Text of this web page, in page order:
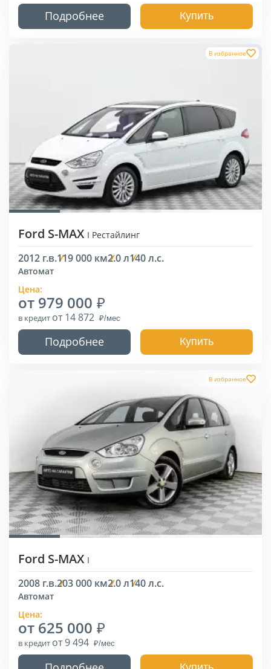
Подробнее Купить
В избранное
Ford S-MAX I Рестайлинг
2012 г.в.119 000 км2.0 л140 л.с.
Автомат
Цена:
от 979 000
в кредит от 14 872
Подробнее Купить
В избранное
Ford S-MAX I
2008 г.в.203 000 км2.0 л140 л.с.
Автомат
Цена:
от 625 000
в кредит от 9 494